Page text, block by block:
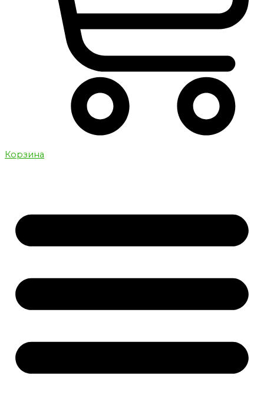
Корзина